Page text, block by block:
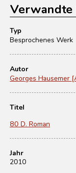
Verwandte
Typ
Besprochenes Werk
Autor
Georges Hausemer
Titel
80 D. Roman
Jahr
2010